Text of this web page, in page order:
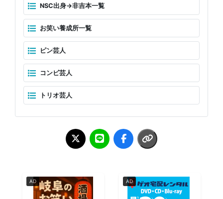
NSC出身→非吉本一覧
お笑い養成所一覧
ピン芸人
コンビ芸人
トリオ芸人
AD AD